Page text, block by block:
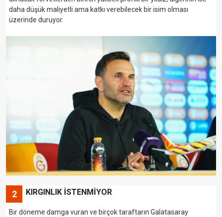
daha düşük maliyetli ama katkı verebilecek bir isim olması
üzerinde duruyor.
2 KIRGINLIK İSTENMİYOR
Bir döneme damga vuran ve birçok taraftarın Galatasaray